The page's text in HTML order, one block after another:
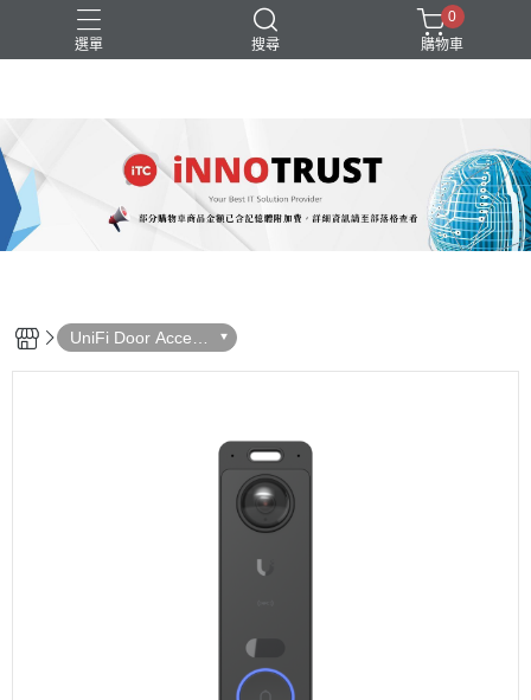
選單 搜尋
UniFi WiFi 無線AP 路由器
0
購物車
UniFi Door Access
門禁系統